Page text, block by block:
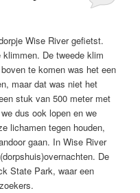
Wise River gefietst.
De tweede klim
te komen was het een
maar dat was niet het
stuk van 500 meter met
dus ook lopen en we
lichamen tegen houden,
gaan. In Wise River
De
State Park, waar een